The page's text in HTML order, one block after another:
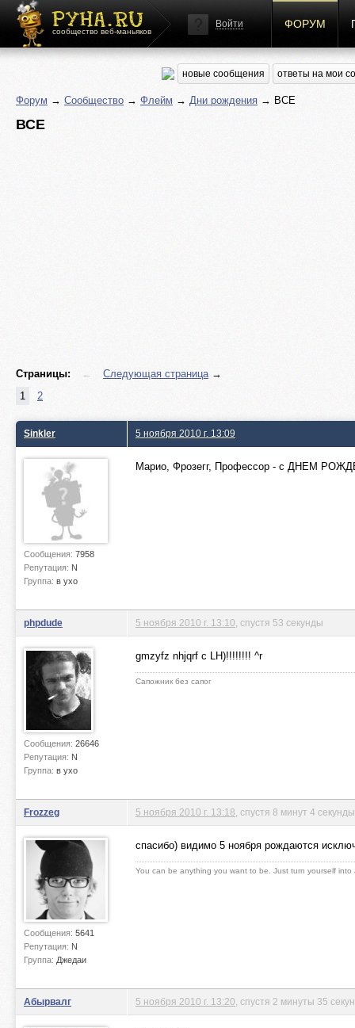
сообщество веб-маньяков
Войти ФОРУМ
новые сообщения ответы на мои
Форум → Сообщество → Флейм → Дни рождения → ВСЕ
ВСЕ
Страницы: ← Следующая страница→
1
2
Sinkler
Сообщения: 7958
Репутация: N
Группа: в ухо
5 ноября 2010 г. 13:09
Марио, Фрозегг, Профессор - с ДНЕМ
phpdude
Сообщения: 26646
Репутация: N
Группа: в ухо
5 ноября 2010 г. 13:10 , спустя 53 секунды
gmzyfz nhjqrf c LH)!!!!!!!! ^r
Сапожник без сапог
Frozzeg
Сообщения: 5641
Репутация: N
Группа: Джедаи
5 ноября 2010 г. 13:18 , спустя 8 минут 4 секунды
спасибо) видимо 5 ноября рождаются
You can be anything you want to be. Just turn yourself
Абырвалг 5 ноября 2010 г. 13:20 , спустя 2 минуты 35